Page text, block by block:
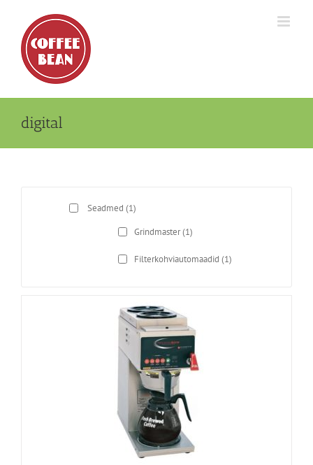
content
digital
Seadmed (1)
Grindmaster(1)
Filterkohviautomaadid (1)